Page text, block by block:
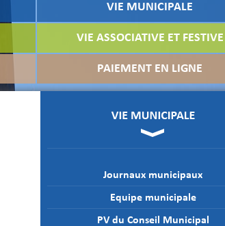
VIE MUNICIPALE
VIE ASSOCIATIVE ET FESTIVE
PAIEMENT EN LIGNE
Journaux municipaux
Equipe municipale
PV du Conseil Municipal